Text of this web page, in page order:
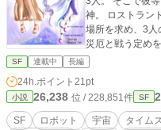
神。 ロストランドでの人々との出会いを経て、自らの生きる
場所を求め、3人の新た
災厄と戦う定め
にロストランドを
待ち受ける真実。 何故彼等はここに呼ばれたのか。 ここはど
こなのか。 元の世界へ帰れ
史"がここから始
SF 連載中 長編
24h.ポイント 21pt
小説 26,238 位 / 228,851件 SF
SF ロボット 宇宙 タイム